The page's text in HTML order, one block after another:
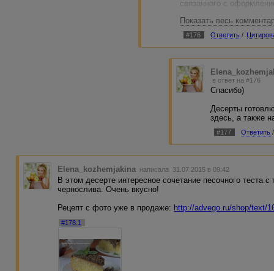
связанного с
продавать и покупать.
Ну вообще, если
торт или десерт -
варианты)
Показать весь
#176 Ответить /
в ответ на #176
Спасибо)
Десерты
здесь, а также
#177 Ответить /
Elena_kozhemjakina написала 31.07.2015 в 09:42
В этом десерте интересное сочетание песочного теста
чернослива. Очень вкусно!
Рецепт с фото уже в продаже: http://advego.ru/shop/text/
#178.1